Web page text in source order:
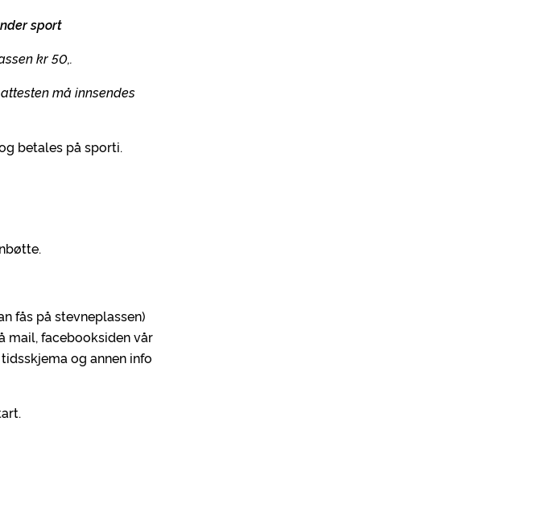
sport
kr 50,.
må innsendes
betales på sporti.
fås på stevneplassen)
mail, facebooksiden vår
og annen info